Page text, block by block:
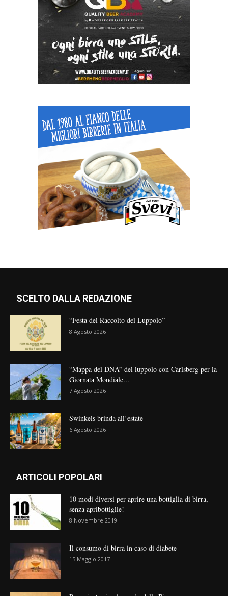
SCELTO DALLA REDAZIONE
“Festa del Raccolto del Luppolo”
8 Agosto 2026
“Mappa del DNA” del luppolo con Carlsberg per la
Giornata Mondiale...
7 Agosto 2026
Swinkels brinda all’estate
6 Agosto 2026
ARTICOLI POPOLARI
10 modi diversi per aprire una bottiglia di birra,
senza apribottiglie!
8 Novembre 2019
Il consumo di birra in caso di diabete
15 Maggio 2017